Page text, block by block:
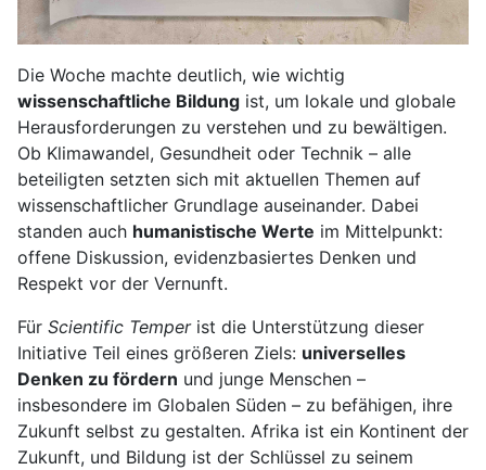
Die Woche machte deutlich, wie wichtig
wissenschaftliche Bildung ist, um lokale und globale
Herausforderungen zu verstehen und zu bewältigen.
Ob Klimawandel, Gesundheit oder Technik – alle
beteiligten setzten sich mit aktuellen Themen auf
wissenschaftlicher Grundlage auseinander. Dabei
standen auch humanistische Werte im Mittelpunkt:
offene Diskussion, evidenzbasiertes Denken und
Respekt vor der Vernunft.
Für Scientific Temperist die Unterstützung dieser
Initiative Teil eines größeren Ziels: universelles
Denken zu fördern und junge Menschen –
insbesondere im Globalen Süden – zu befähigen, ihre
Zukunft selbst zu gestalten. Afrika ist ein Kontinent der
Zukunft, und Bildung ist der Schlüssel zu seinem